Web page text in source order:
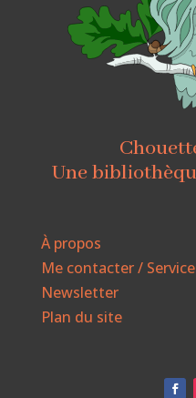
Une
À propos
Me contacter /
Newsletter
Plan du site